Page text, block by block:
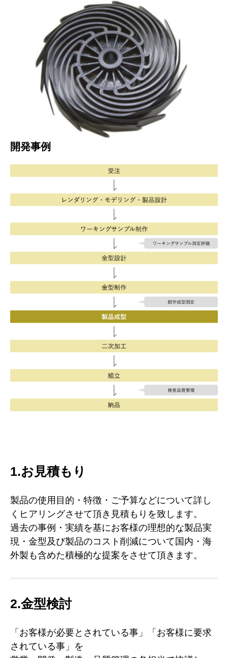
開発事例
1.お見積もり
製品の使用目的・特徴・ご予算などについて詳し
くヒアリングさせて頂き見積もりを致します。
過去の事例・実績を基にお客様の理想的な製品実
現・金型及び製品のコスト削減について国内・海
外製も含めた積極的な提案をさせて頂きます。
2.金型検討
「お客様が必要とされている事」「お客様に要求
されている事」を